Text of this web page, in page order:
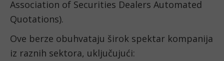
Association of Securities Dealers Automated
Quotations).
Ove berze obuhvataju širok spektar kompanija
iz raznih sektora, uključujući: